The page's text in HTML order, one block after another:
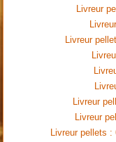
Livreur
Livreur
Livreur
Livreur
Livreur pellets :